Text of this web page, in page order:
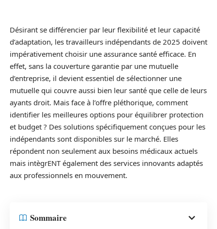
Désirant se différencier par leur flexibilité et leur capacité
d’adaptation, les travailleurs indépendants de 2025 doivent
impérativement choisir une assurance santé efficace. En
effet, sans la couverture garantie par une mutuelle
d’entreprise, il devient essentiel de sélectionner une
mutuelle qui couvre aussi bien leur santé que celle de leurs
ayants droit. Mais face à l’offre pléthorique, comment
identifier les meilleures options pour équilibrer protection
et budget ? Des solutions spécifiquement conçues pour les
indépendants sont disponibles sur le marché. Elles
répondent non seulement aux besoins médicaux actuels
mais intègrENT également des services innovants adaptés
aux professionnels en mouvement.
Sommaire